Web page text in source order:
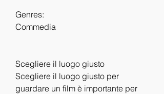
Genres:
Commedia
Scegliere il luogo giusto
Scegliere il luogo giusto per
guardare un film è importante per